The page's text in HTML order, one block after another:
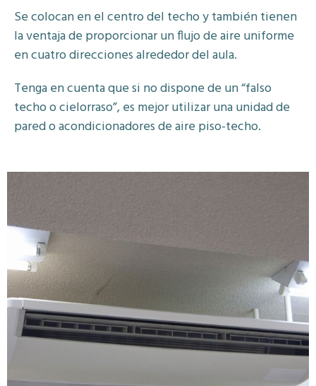
Se colocan en el centro del techo y también tienen
la ventaja de proporcionar un flujo de aire uniforme
en cuatro direcciones alrededor del aula.
Tenga en cuenta que si no dispone de un “falso
techo o cielorraso”, es mejor utilizar una unidad de
pared o acondicionadores de aire piso-techo.